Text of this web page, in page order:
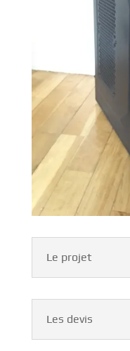
Le projet
Les devis